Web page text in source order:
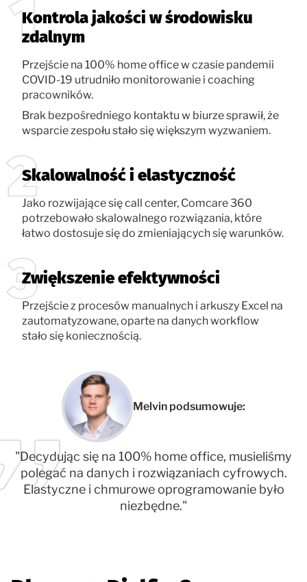
Kontrola jakości w środowisku
zdalnym
Przejście na 100% home office w czasie pandemii
COVID-19 utrudniło monitorowanie i coaching
pracowników.
Brak bezpośredniego kontaktu w biurze sprawił, że
wsparcie zespołu stało się większym wyzwaniem.
Skalowalność i elastyczność
Jako rozwijające się call center, Comcare 360
potrzebowało skalowalnego rozwiązania, które
łatwo dostosuje się do zmieniających się warunków.
Zwiększenie efektywności
Przejście z procesów manualnych i arkuszy Excel na
zautomatyzowane, oparte na danych workflow
stało się koniecznością.
Melvin podsumowuje:
"Decydując się na 100% home office, musieliśmy
polegać na danych i rozwiązaniach cyfrowych.
Elastyczne i chmurowe oprogramowanie było
niezbędne."